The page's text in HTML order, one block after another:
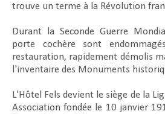
trouve un terme à la Révolution
Durant la Seconde Guerre
porte cochère sont
restauration, rapidement démolis
l'inventaire des Monuments
L'Hôtel Fels devient le siège de la
Association fondée le 10 janvier